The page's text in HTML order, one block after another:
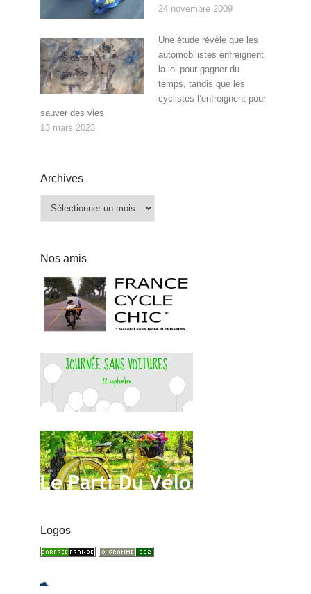
24 novembre 2009
Une étude révèle que les
automobilistes enfreignent
la loi pour gagner du
temps, tandis que les
cyclistes l’enfreignent pour
sauver des vies
13 mars 2023
Archives
Nos amis
Logos